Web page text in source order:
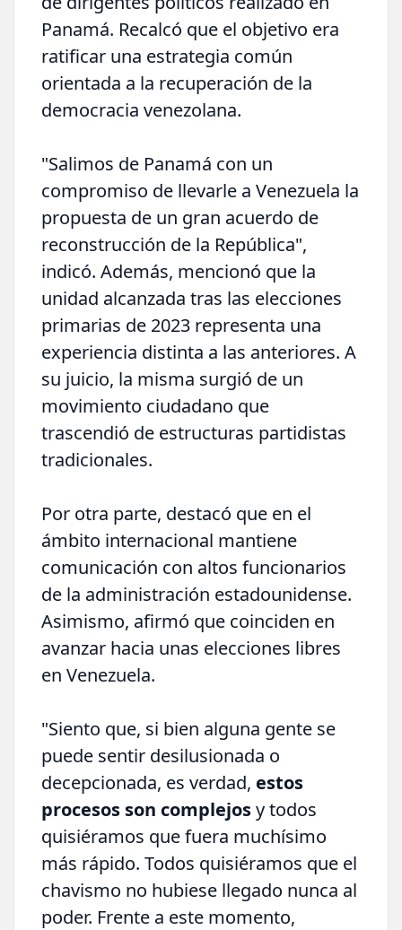
Panamá. Recalcó que el objetivo era
ratificar una estrategia común
orientada a la recuperación de la
democracia venezolana.
"Salimos de Panamá con un
compromiso de llevarle a Venezuela la
propuesta de un gran acuerdo de
reconstrucción de la República",
indicó. Además, mencionó que la
unidad alcanzada tras las elecciones
primarias de 2023 representa una
experiencia distinta a las anteriores. A
su juicio, la misma surgió de un
movimiento ciudadano que
trascendió de estructuras partidistas
tradicionales.
Por otra parte, destacó que en el
ámbito internacional mantiene
comunicación con altos funcionarios
de la administración estadounidense.
Asimismo, afirmó que coinciden en
avanzar hacia unas elecciones libres
en Venezuela.
"Siento que, si bien alguna gente se
puede sentir desilusionada o
decepcionada, es verdad, estos
procesos son complejosy todos
quisiéramos que fuera muchísimo
más rápido. Todos quisiéramos que el
chavismo no hubiese llegado nunca al
poder. Frente a este momento,